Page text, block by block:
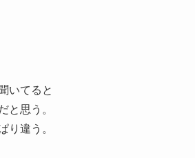
いてると
と思う。
り違う。